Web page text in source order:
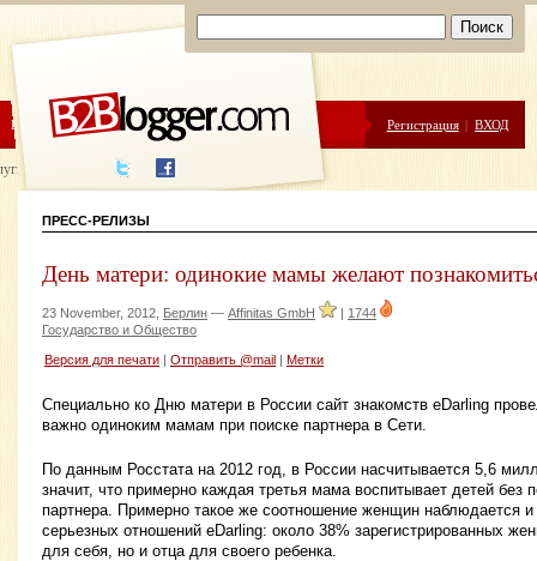
ЦЕНЫ ПОМОЩЬ Регистрация | ВХОД
написания
ПРЕСС-РЕЛИЗЫ
День матери: одинокие мамы желают
23 November, 2012, Берлин — Affinitas GmbH | 1744
Государство и Общество
Версия для печати Отправить @mail Метки
Специально ко Дню матери в России сайт знакомств eDarling
важно одиноким мамам при поиске партнера в Сети.
По данным Росстата на 2012 год, в России насчитывается 5,6
значит, что примерно каждая третья мама воспитывает детей без
партнера. Примерно такое же соотношение женщин наблюдается и
серьезных отношений eDarling: около 38% зарегистрированных
для себя, но и отца для своего ребенка.